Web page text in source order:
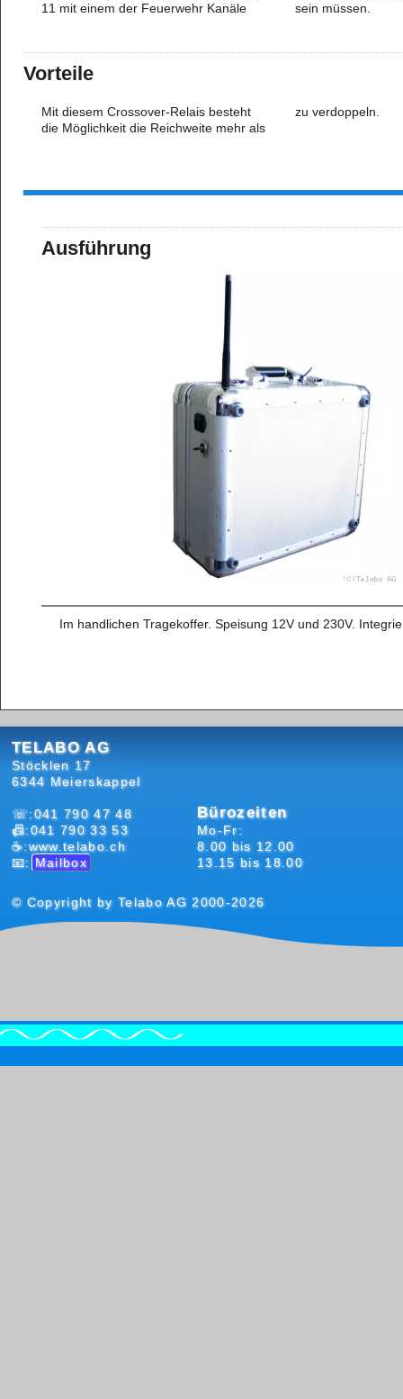
11 mit einem der Feuerwehr Kanäle
sein müssen.
Vorteile
Mit diesem Crossover-Relais besteht
die Möglichkeit die Reichweite mehr als
zu verdoppeln.
Ausführung
Im handlichen Tragekoffer. Speisung 12V und 230V.
TELABO AG
Stöcklen 17
6344 Meierskappel
☏:041 790 47 48
📠:041 790 33 53
☕:www.telabo.ch
📧: Mailbox
Bürozeiten
Mo-Fr:
8.00 bis 12.00
13.15 bis 18.00
© Copyright by Telabo AG 2000-2026